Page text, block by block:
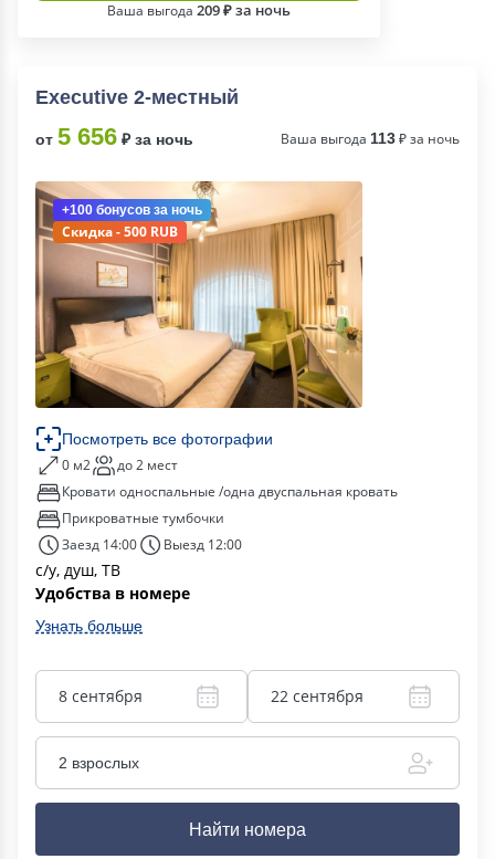
Ваша выгода 209 ₽ за ночь
Executive 2-местный
от 5 656 ₽ за ночь Ваша выгода 113₽ за ночь
+100 бонусов за ночь
Скидка - 500 RUB
Посмотреть все фотографии
0 м2
до 2 мест
Кровати односпальные /одна двуспальная кровать
Прикроватные тумбочки
Заезд 14:00
Выезд 12:00
с/у, душ, ТВ
Удобства в номере
Узнать больше
8 сентября 22 сентября
2 взрослых
Найти номера